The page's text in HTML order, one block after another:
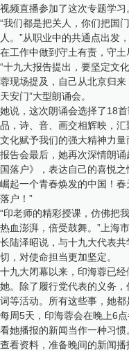
视频直播参加了这次专题学习
“我们都是把关人，你们把国
人。”从职业中的共通点出发
在工作中做到守土有责，守土
“十九大报告提出，要坚定文
蓉现场提及，自己从北京归
天安门”大型朗诵会。
她说，这次朗诵会选择了18
品，诗、音、画交相辉映，
文化赋予我们的强大精神力量
报告会最后，她再次深情朗
国落户》，表达自己的喜悦
崛起一个青春焕发的中国！
落户！”
“印老师的精彩授课，仿佛把
热血澎湃，倍受鼓舞。”上海
长陆泽昭说，与十九大代表
切，对使命担当更加坚定。
十九大闭幕以来，印海蓉已
她。除了履行党代表的义务
词等活动。所有这些事，她都
每周5天，印海蓉会在晚上6
看她播报的新闻当作一种习
查看资料，准备晚间的新闻播